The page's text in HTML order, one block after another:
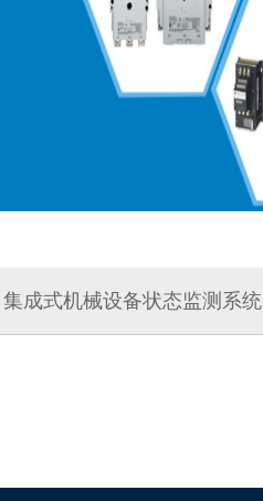
集成式机械设备状态监测系统